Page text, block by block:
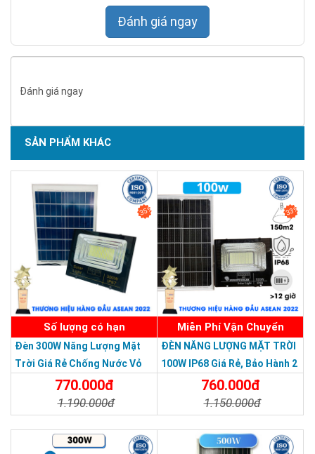
suất quang thông tốt hơn so với
Với quang thông 7.600 lumen, hiệu suất đạt khoảng 110–
130 lm/W, đủ để chiếu sáng khu vực rộng mà không cần
lắp nhiều đèn.
Chuẩn IP kháng nước
SẢN PHẨM CHẤT LƯỢNG - DỊCH VỤ TIN DÙNG LẦN VII - 2020
Đánh giá ngay
Đánh giá ngay
SẢN PHẨM KHÁC
35%
Số lượng có hạn
Đèn 300W Năng Lượng Mặt
Trời Giá Rẻ Chống Nước Vỏ
Nhôm Đúc770.000đ
1.190.000đ
33%
Miễn Phí Vận Chuyển
ĐÈN NĂNG LƯỢNG MẶT TRỜI
100W IP68 Giá Rẻ, Bảo Hành 2
760.000đ
1.150.000đ